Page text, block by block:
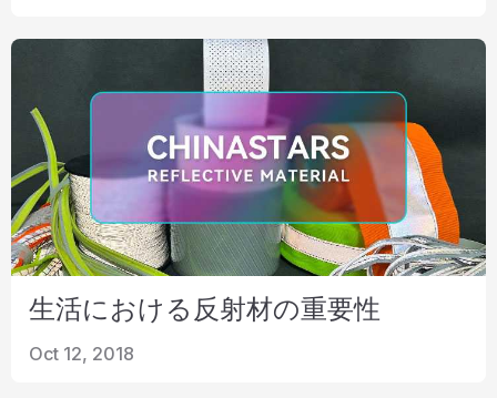
生活における反射材の重要性
Oct 12, 2018